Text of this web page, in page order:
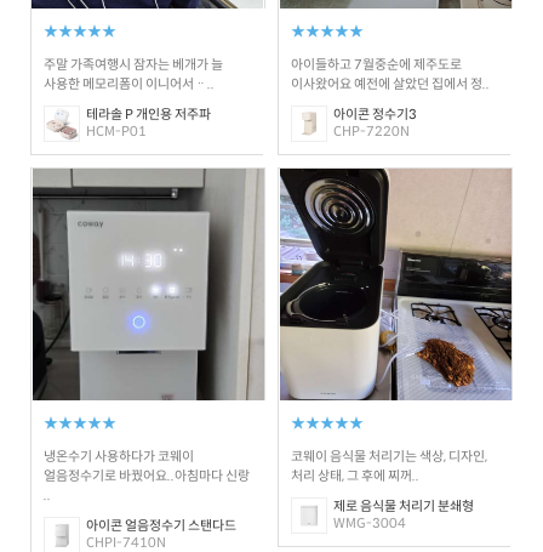
★★★★★
주말 가족여행시 잠자는 베개가 늘
사용한 메모리폼이 이니어서ᆢ..
테라솔 P 개인용 저주파
HCM-P01
★★★★★
아이들하고 7월중순에 제주도로
이사왔어요 예전에 살았던 집에서 정..
아이콘 정수기3
CHP-7220N
★★★★★
냉온수기 사용하다가 코웨이
얼음정수기로 바꿨어요..아침마다 신랑
..
아이콘 얼음정수기 스탠다드
CHPI-7410N
★★★★★
코웨이 음식물 처리기는 색상, 디자인,
처리 상태, 그 후에 찌꺼..
제로 음식물 처리기 분쇄형
WMG-3004